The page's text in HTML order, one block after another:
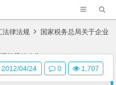
法律法规 国家税务总局关于企业
问题的公告
2012/04/24 0 1,707